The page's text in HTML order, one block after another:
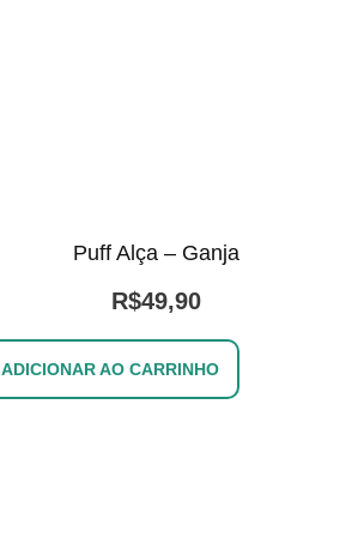
Puff Alça – Ganja
R$49,90
ADICIONAR AO CARRINHO